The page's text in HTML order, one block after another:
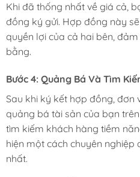
Khi đã thống nhất về giá cả,
đồng ký gửi. Hợp đồng này
quyền lợi của cả hai bên,
bằng.
Bước 4: Quảng Bá Và Tìm
Sau khi ký kết hợp đồng, đơn
quảng bá tài sản của bạn
tìm kiếm khách hàng tiềm
hiện một cách chuyên
nhất.